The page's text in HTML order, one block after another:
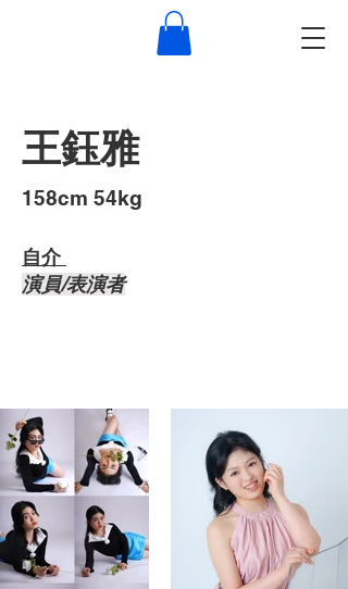
王鈺雅
​158cm 54kg
自介 ​
演員/表演者